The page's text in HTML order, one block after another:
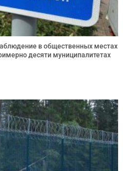
в общественных местах
десяти муниципалитетах